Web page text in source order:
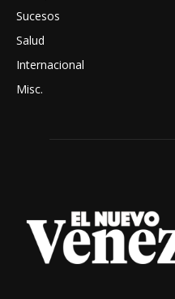
Sucesos
Salud
Internacional
Misc.